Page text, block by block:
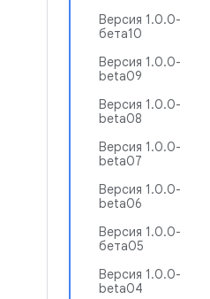
Версия 1.0.0-
бета10
Версия 1.0.0-
beta09
Версия 1.0.0-
beta08
Версия 1.0.0-
beta07
Версия 1.0.0-
beta06
Версия 1.0.0-
бета05
Версия 1.0.0-
beta04